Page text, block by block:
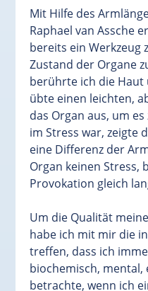
Mit Hilfe des
Raphael van Assche
bereits ein Werkzeug
Zustand der Organe
berührte ich die Haut
übte einen leichten,
das Organ aus, um
im Stress war, zeigte
eine Differenz der
Organ keinen Stress,
Provokation gleich
Um die Qualität
habe ich mit mir die
treffen, dass ich
biochemisch,
betrachte, wenn ich